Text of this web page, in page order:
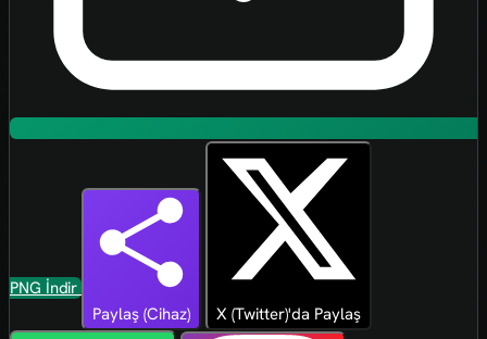
PNG İndir
Paylaş (Cihaz)
X (Twitter)'da Paylaş